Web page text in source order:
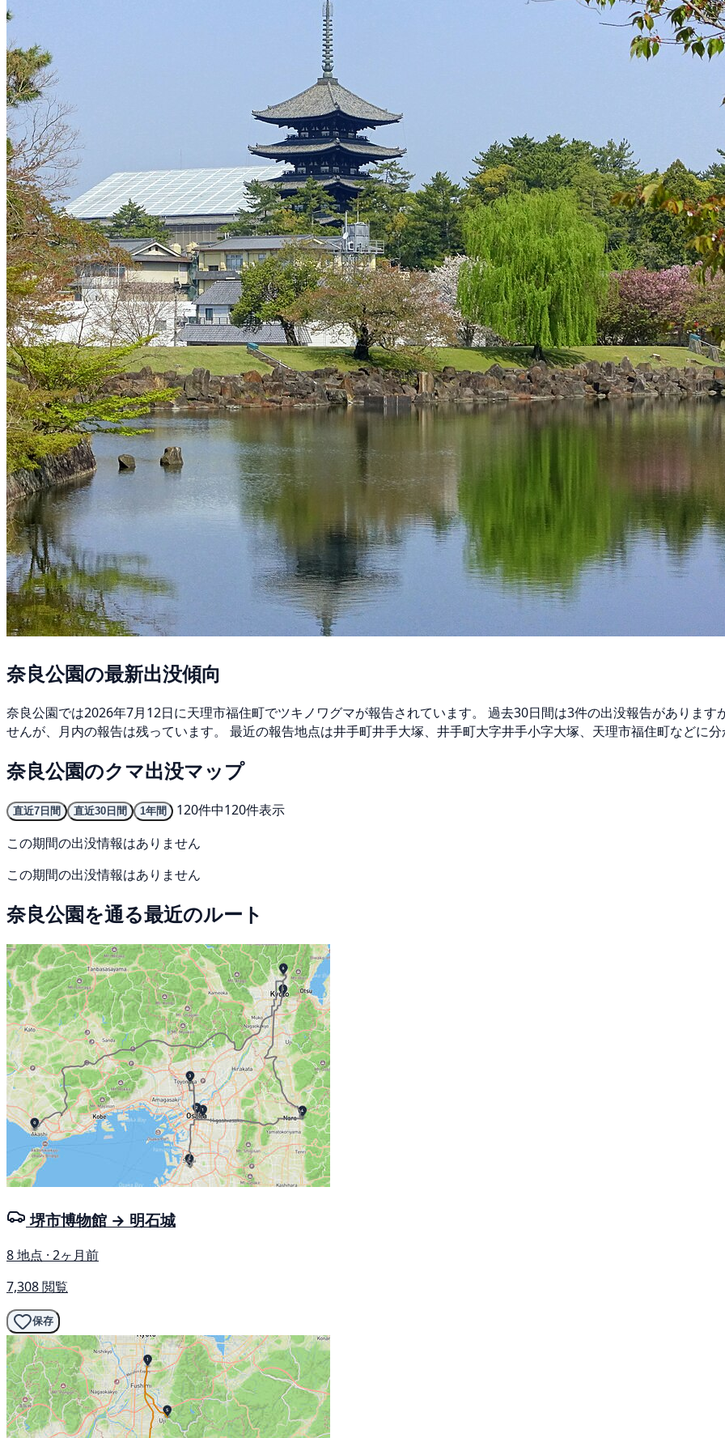
奈良公園の最新出没傾向
奈良公園では2026年7月12日に天理市福住町でツキノワグマが報告されています。 過去30日間は3件の出没報告がありま
せんが、月内の報告は残っています。 最近の報告地点は井手町井手大塚、井手町大字井手小字大塚、天理市福住町などに
奈良公園のクマ出没マップ
直近7日間 直近30日間 1年間
120件中120件表示
この期間の出没情報はありません
この期間の出没情報はありません
奈良公園を通る最近のルート
堺市博物館 → 明石城
8 地点 · 2ヶ月前
7,308 閲覧
保存